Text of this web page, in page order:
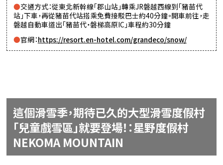
交通方式：從東北新幹線「郡山站」轉乘JR磐越西線到「豬苗代
站」下車，再從豬苗代站搭乘免費接駁巴士約40分鐘。開車前往，走
磐越自動車道出「豬苗代・磐梯高原IC」車程約30分鐘
官網：https://resort.en-hotel.com/grandeco/snow/
這個滑雪季，期待已久的大型滑雪度假村
「兒童戲雪區」就要登場！：星野度假村
NEKOMA MOUNTAIN